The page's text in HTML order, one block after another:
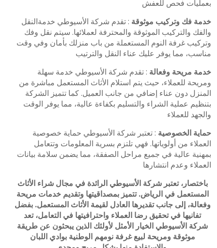
بعمليات فحص للعفش
خدمة فك وتركيب موثوقة : تقدم شركة الأسيوطي خدمةالنقل
والفك والتركيب الموثوقة والمحترفة لعملائها. سيتم نقل وفك
وتركيب غرفة النوم المستعملة من باب منزلك بأمان وفي وقت
مناسب، مما يوفر عليك عناء النقل والترتيب
خدمة مريحة وفعالة : تقدم شركة الأسيوطي خدمة سهلة
ومريحة للعملاء، حيث يتم استلام الأثاث المستعمل مباشرة من
المنزل دون عناء إضافي من جانب العميل. كما تتميز الشركة
بتنظيم عملية الشراء والتسليم بكفاءة عالية، مما يوفر الوقت
والجهد للعملاء
حماية الخصوصية : تعتبر شركة الأسيوطي حماية خصوصية
العملاء من أولوياتها. فهي تلتزم بسرية المعلومات وتتعامل
بمهنية عالية في جميع مراحل الصفقة، مما يضمن سلامة بيانات
العملاء وعدم انتشارها
باختصار، تعتبر شركة الأسيوطي الرائدة في مجال شراء الأثاث
المستعمل في الرياض. تتميز بمصداقيتها وتقديم خدمات مريحة
وفعالة، إلى جانب تقديرها العادل لقيمة الأثاث المستعمل. بفضل
تفانيها في تحقيق رضا العملاء واحترافيتها في التعامل، تعد
شركة الأسيوطي الخيار الأمثل لأولئك الذين يبحثون عن طريقة
موثوقة ومريحة لبيع غرفة نومهم الوطنية بوادي اللبان